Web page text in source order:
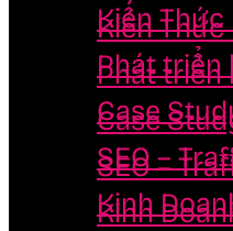
Kiến
Phát triển
Case
SEO –
Kinh
Kiến
Phát triển
Case
SEO –
Kinh